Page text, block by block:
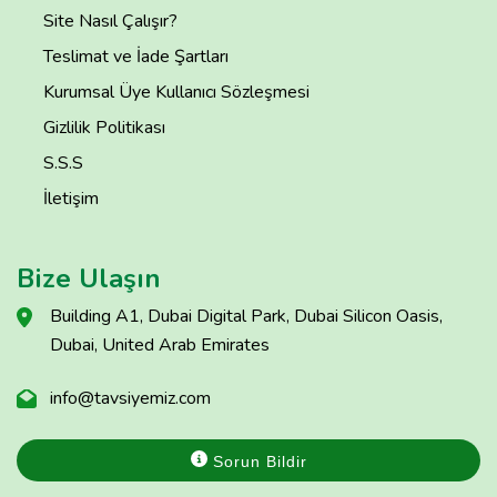
Site Nasıl Çalışır?
Teslimat ve İade Şartları
Kurumsal Üye Kullanıcı Sözleşmesi
Gizlilik Politikası
S.S.S
İletişim
Bize Ulaşın
Building A1, Dubai Digital Park, Dubai Silicon Oasis,
Dubai, United Arab Emirates
info@tavsiyemiz.com
Sorun Bildir